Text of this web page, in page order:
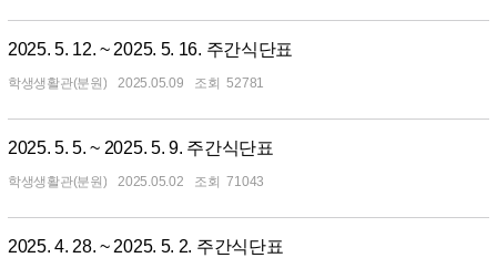
2025. 5. 12. ~ 2025. 5. 16. 주간식단표
학생생활관(분원) 2025.05.09 52781
2025. 5. 5. ~ 2025. 5. 9. 주간식단표
학생생활관(분원) 2025.05.02 71043
2025. 4. 28. ~ 2025. 5. 2. 주간식단표